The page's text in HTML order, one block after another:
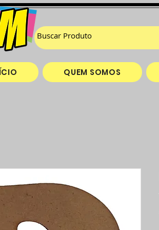
QUEM SOMOS